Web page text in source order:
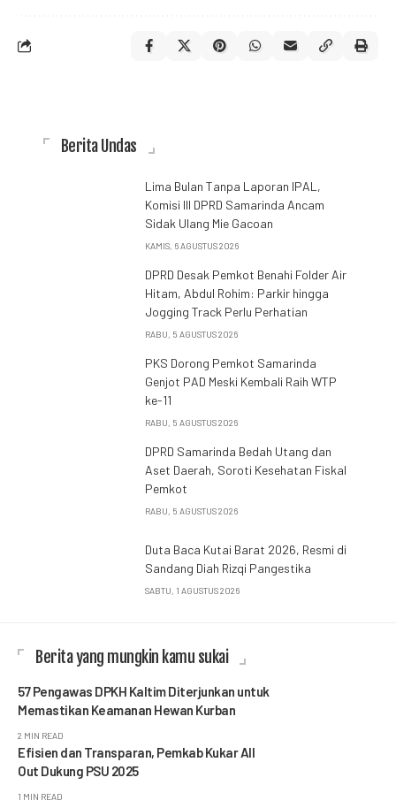
Berita Undas
Lima Bulan Tanpa Laporan IPAL,
Komisi III DPRD Samarinda Ancam
Sidak Ulang Mie Gacoan
KAMIS, 6 AGUSTUS 2026
DPRD Desak Pemkot Benahi Folder Air
Hitam, Abdul Rohim: Parkir hingga
Jogging Track Perlu Perhatian
RABU, 5 AGUSTUS 2026
PKS Dorong Pemkot Samarinda
Genjot PAD Meski Kembali Raih WTP
ke-11
RABU, 5 AGUSTUS 2026
DPRD Samarinda Bedah Utang dan
Aset Daerah, Soroti Kesehatan Fiskal
Pemkot
RABU, 5 AGUSTUS 2026
Duta Baca Kutai Barat 2026, Resmi di
Sandang Diah Rizqi Pangestika
SABTU, 1 AGUSTUS 2026
Berita yang mungkin kamu sukai
57 Pengawas DPKH Kaltim Diterjunkan untuk
Memastikan Keamanan Hewan Kurban
2 MIN READ
Efisien dan Transparan, Pemkab Kukar All
Out Dukung PSU 2025
1 MIN READ